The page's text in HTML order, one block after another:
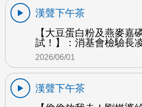
漢聲下午茶
【大豆蛋白粉及燕麥嘉
試！】：消基會檢驗長
2026/06/01
漢聲下午茶